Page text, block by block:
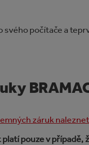
počítače a
záruk
pouze v případě,